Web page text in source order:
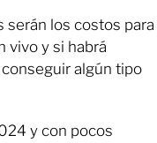
serán los costos para
vivo y si habrá
algún tipo
y con pocos